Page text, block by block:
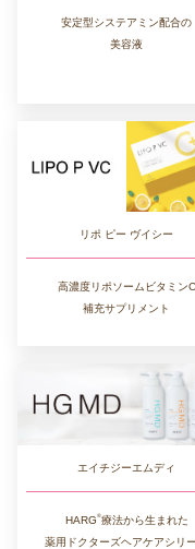
安定型システアミン配合の
美容液
リポ ピー ヴイシー
高濃度リポソームビタミンC
補充サプリメント
エイチジーエムディ
HARG®︎療法から生まれた
薬用ドクターズヘアケアシリ